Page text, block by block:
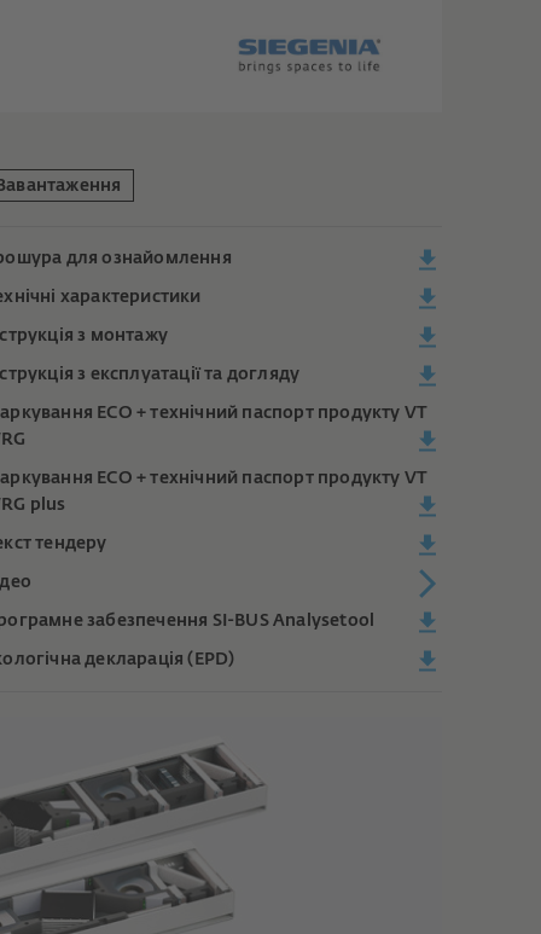
для ознайомлення
характеристики
з монтажу
з експлуатації та догляду
ECO + технічний паспорт продукту VT
ECO + технічний паспорт продукту VT
plus
тендеру
забезпечення SI-BUS Analysetool
декларація (EPD)